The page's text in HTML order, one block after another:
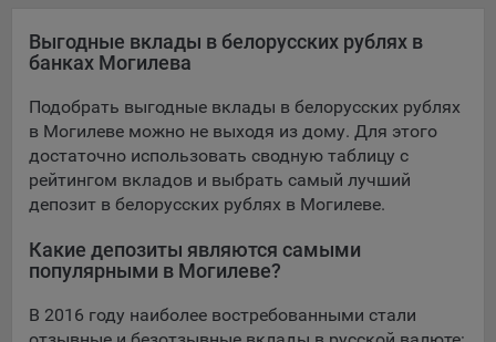
Google Analytics – сервис веб-аналитики,
предоставляемый компанией Google, Inc. Адрес: Google,
Mountain View, CA 94043, USA.Политика
конфиденциальности Google.
Matomo — это система веб-аналитики, которая позволяет
следит за доступностью сервисов, предоставляемых
Дзержинского, д.3Б, пом.44.
рекламу на площадке VK пользователям, которые
Выгодные вклады в белорусских рублях в
банках Могилева
Подобрать выгодные вклады в белорусских рублях
в Могилеве можно не выходя из дому. Для этого
достаточно использовать сводную таблицу с
рейтингом вкладов и выбрать самый лучший
депозит в белорусских рублях в Могилеве.
Какие депозиты являются самыми
популярными в Могилеве?
В 2016 году наиболее востребованными стали